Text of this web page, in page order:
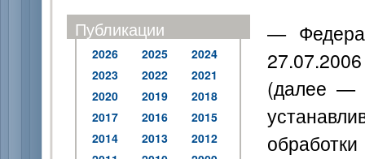
Публикации
2026 2025
2024
2023
2022
2021
2020
2019
2018
2017
2016
2015
2014
2013
2012
—
(далее —